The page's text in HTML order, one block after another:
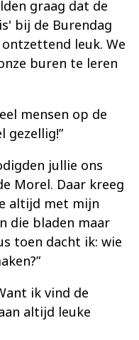
graag dat de
bij de Burendag
leuk. We
buren te leren
mensen op de
gezellig!”
jullie ons
Morel. Daar kreeg
altijd met mijn
die bladen maar
toen dacht ik: wie
ik vind de
altijd leuke